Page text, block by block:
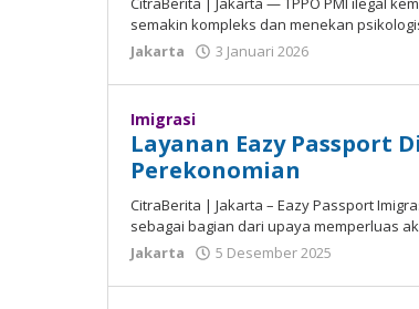
semakin kompleks dаn menekan
Jakarta
3 Januari 2026
Imigrasi
Layanan Eazy Passport
Perekonomian
CitraBerita | Jakarta – Eаzу Passport
ѕеbаgаі bаgіаn dаrі uрауа mеmреrluаѕ
Jakarta
5 Desember 2025